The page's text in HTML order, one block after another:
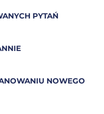
PYTAŃ
NOWEGO